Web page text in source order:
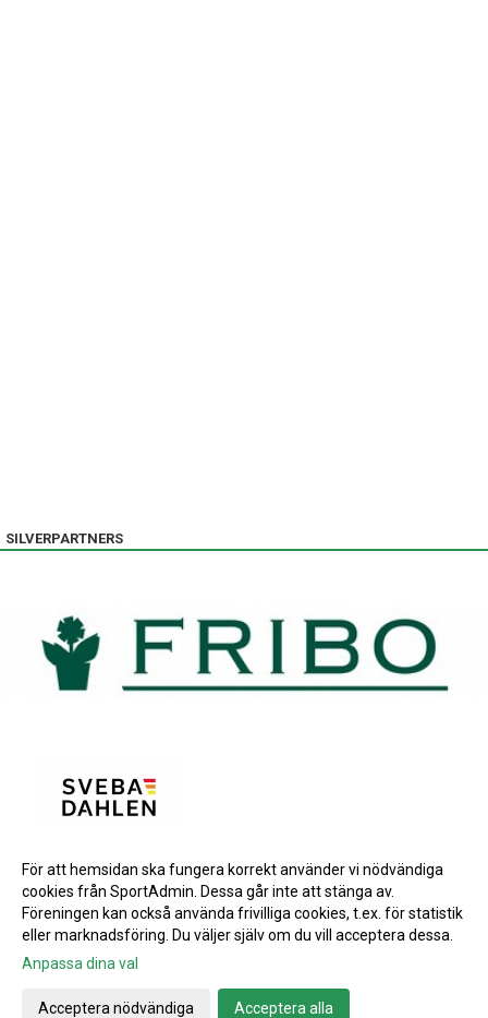
SILVERPARTNERS
BRONSPARTNERS
INSTAGRAM
Gå till Webbversion
För att hemsidan ska fungera korrekt använder vi nödvändiga
cookies från SportAdmin. Dessa går inte att stänga av.
Föreningen kan också använda frivilliga cookies, t.ex. för statistik
eller marknadsföring. Du väljer själv om du vill acceptera dessa.
Anpassa dina val
Acceptera nödvändiga Acceptera alla